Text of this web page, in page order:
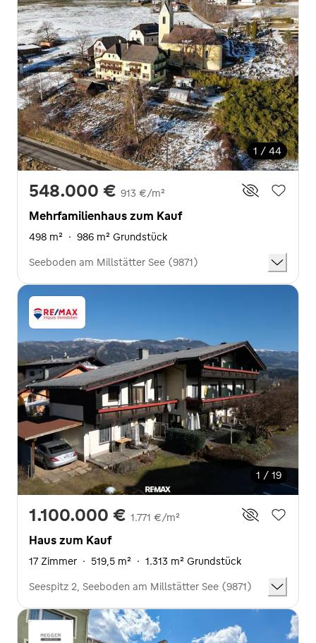
1 / 44
548.000 € 913 €/m²
Mehrfamilienhaus zum Kauf
498 m² · 986 m² Grundstück
Seeboden am Millstätter See (9871)
1 / 19
1.100.000 € 1.771 €/m²
Haus zum Kauf
17 Zimmer · 519,5 m² · 1.313 m² Grundstück
Seespitz 2, Seeboden am Millstätter See (9871)